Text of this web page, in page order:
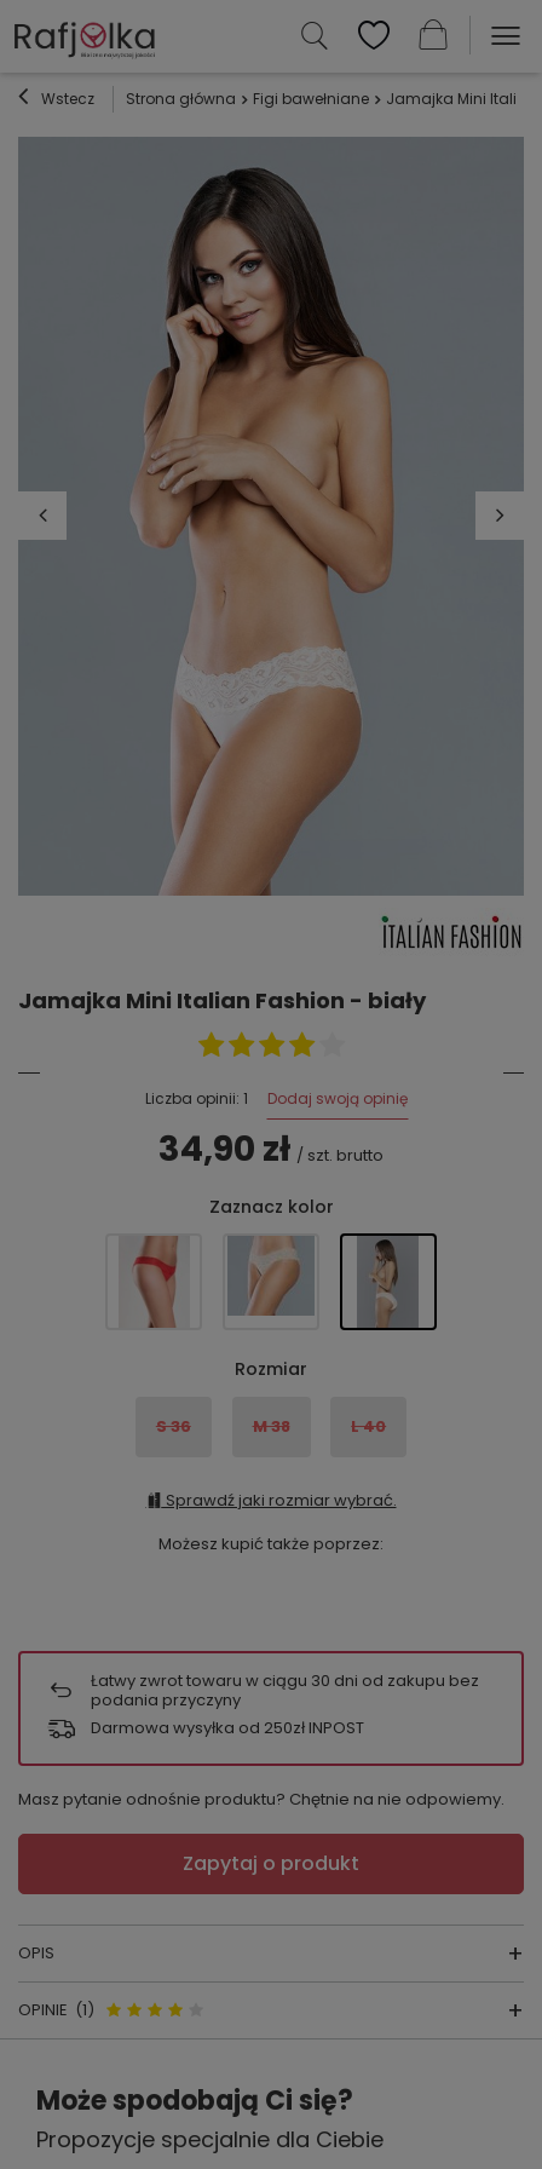
Wstecz Strona główna Figi bawełniane Jamajka Mini Italian
Jamajka Mini Italian Fashion - biały
Liczba opinii: 1 Dodaj swoją opinię
34,90 zł / szt. brutto
Zaznacz kolor
Rozmiar
S 36 M 38 L 40
Sprawdź jaki rozmiar wybrać.
Możesz kupić także poprzez:
Łatwy zwrot towaru w ciągu 30 dni od zakupu bez
podania przyczyny
Darmowa wysyłka od 250zł INPOST
Masz pytanie odnośnie produktu? Chętnie na nie odpowiemy.
Zapytaj o produkt
OPIS
FIGI JAMAJKA MINI
PRODUKT POLSKI NIE CHIŃSKI !!!
NAJWYŻSZA JAKOŚĆ !!!
OPINIE (1)
Opinie o Jamajka Mini Italian
Fashion - biały
Może spodobają Ci się?
Propozycje specjalnie dla Ciebie